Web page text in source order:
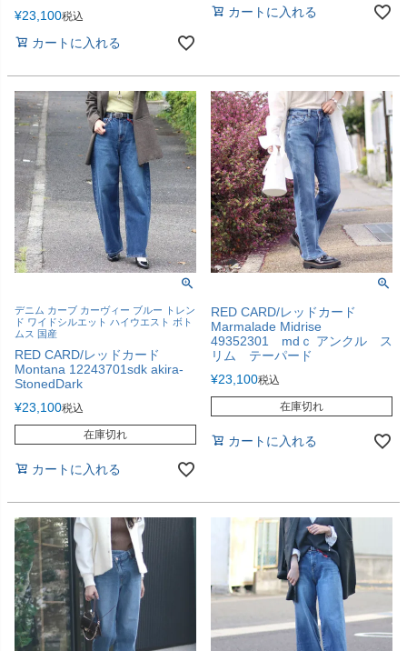
¥23,100税込
カートに入れる
カートに入れる
デニム カーブ カーヴィー ブルー トレン
ド ワイドシルエット ハイウエスト ボト
ムス 国産
RED CARD/レッドカード
Montana 12243701sdk akira-
StonedDark
¥23,100税込
在庫切れ
カートに入れる
RED CARD/レッドカード
Marmalade Midrise
49352301 mdｃ アンクル ス
リム テーパード
¥23,100税込
在庫切れ
カートに入れる